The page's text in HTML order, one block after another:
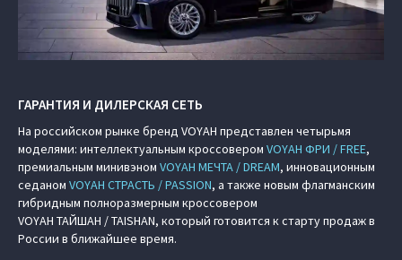
ГАРАНТИЯ И ДИЛЕРСКАЯ СЕТЬ
На российском рынке бренд VOYAH представлен четырьмя
моделями: интеллектуальным кроссовером VOYAH ФРИ / FREE,
премиальным минивэном VOYAH МЕЧТА / DREAM, инновационным
седаном VOYAH СТРАСТЬ / PASSION, а также новым флагманским
гибридным полноразмерным кроссовером
VOYAH ТАЙШАН / TAISHAN, который готовится к старту продаж в
России в ближайшее время.